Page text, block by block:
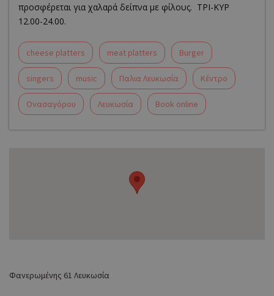
προσφέρεται για χαλαρά δείπνα με φίλους. ΤΡΙ-ΚΥΡ
12.00-24.00.
cheese platters meat platters Burger
singers music Παλια Λευκωσία Κέντρο
Ονασαγόρου Λευκωσία Book online
Φανερωμένης 61 Λευκωσία